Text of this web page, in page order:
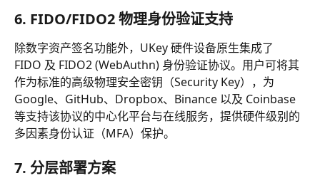
6. FIDO/FIDO2 物理身份验证支持
除数字资产签名功能外，UKey 硬件设备原生集成了
FIDO 及 FIDO2 (WebAuthn) 身份验证协议。用户可将其
作为标准的高级物理安全密钥（Security Key），为
Google、GitHub、Dropbox、Binance 以及 Coinbase
等支持该协议的中心化平台与在线服务，提供硬件级别的
多因素身份认证（MFA）保护。
7. 分层部署方案